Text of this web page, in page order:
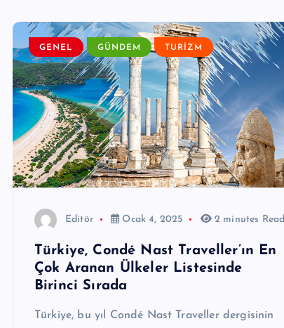
GENEL GÜNDEM TURIZM
Editör Ocak 4, 2025 2 minutes Read
Türkiye, Condé Nast Traveller’ın En
Çok Aranan Ülkeler Listesinde
Birinci Sırada
Türkiye, bu yıl Condé Nast Traveller dergisinin